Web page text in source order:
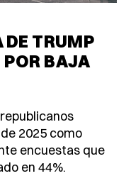
DE TRUMP
BAJA
2025 como
encuestas que
en 44%.